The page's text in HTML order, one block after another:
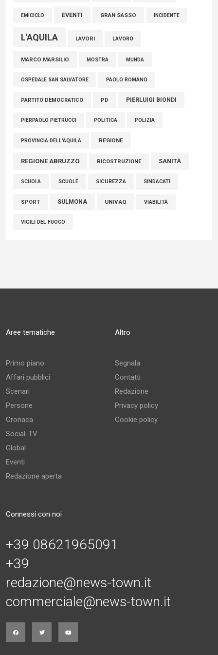
EMICICLO EVENTI GRAN SASSO INCIDENTE
L'AQUILA LAVORI LAVORO
MARCO MARSILIO MOSTRA MUNDA
OSPEDALE SAN SALVATORE PAOLO ROMANO
PARTITO DEMOCRATICO PD PIERLUIGI BIONDI
PIERPAOLO PIETRUCCI POLITICA POLIZIA
PROVINCIA DELL'AQUILA REGIONE
REGIONE ABRUZZO RICOSTRUZIONE SANITÀ
SCUOLA SCUOLE SICUREZZA SINDACATI
SPORT SULMONA UNIVAQ VIABILITÀ
VIGILI DEL FUOCO
Aree tematiche
Primo piano
Affari pubblici
Scenari
Persone
Cronaca
Social-TV
Global
Eventi
Redazione aperta
Altro
Segnala
Contatti
Redazione
Privacy policy
Cookie policy
Connessi con noi
+39 08621965091
+39
redazione@news-town.it
commerciale@news-town.it